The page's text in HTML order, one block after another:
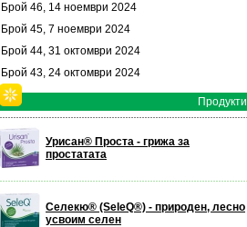
Брой 46, 14 ноември 2024
Брой 45, 7 ноември 2024
Брой 44, 31 октомври 2024
Брой 43, 24 октомври 2024
Продукти
Урисан® Проста - грижа за
простатата
Селекю® (SeleQ®) - природен, лесно
усвоим селен